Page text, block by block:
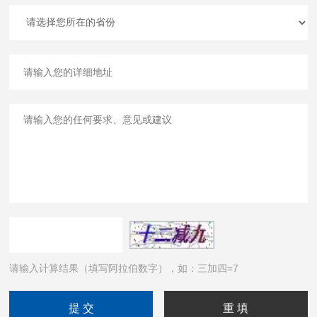
请输入计算结果（填写阿拉伯数字），如：三加四=7